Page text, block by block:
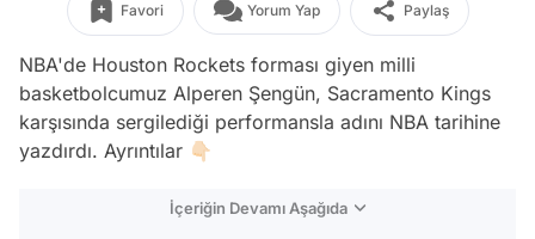
Favori Yorum Yap Paylaş
NBA'de Houston Rockets forması giyen milli
basketbolcumuz Alperen Şengün, Sacramento Kings
karşısında sergilediği performansla adını NBA tarihine
yazdırdı. Ayrıntılar 👇🏻
İçeriğin Devamı Aşağıda